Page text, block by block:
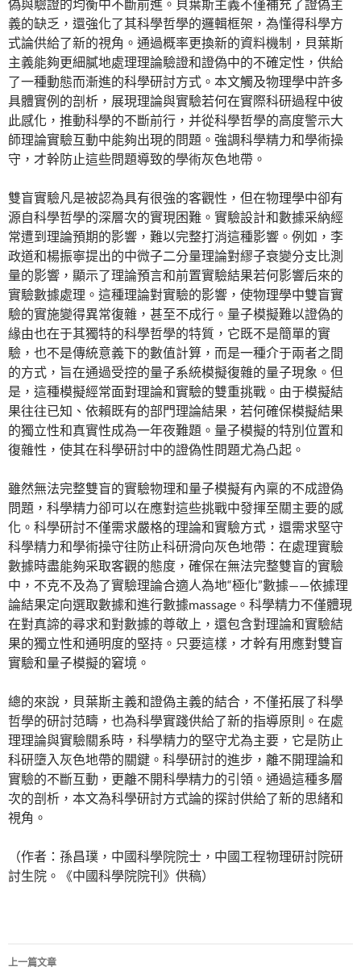
偽與驗證的均衡中不斷前進。貝葉斯主義不僅補充了證偽主
義的缺乏，還強化了其科學哲學的邏輯框架，為懂得科學方
式論供給了新的視角。通過概率更換新的資料機制，貝葉斯
主義能夠更細膩地處理理論驗證和證偽中的不確定性，供給
了一種動態而漸進的科學研討方式。本文觸及物理學中許多
具體實例的剖析，展現理論與實驗若何在實際科研過程中彼
此感化，推動科學的不斷前行，并從科學哲學的高度警示大
師理論實驗互動中能夠出現的問題。強調科學精力和學術操
守，才幹防止這些問題導致的學術灰色地帶。
雙盲實驗凡是被認為具有很強的客觀性，但在物理學中卻有
源自科學哲學的深層次的實現困難。實驗設計和數據采納經
常遭到理論預期的影響，難以完整打消這種影響。例如，李
政道和楊振寧提出的中微子二分量理論對繆子衰變分支比測
量的影響，顯示了理論預言和前置實驗結果若何影響后來的
實驗數據處理。這種理論對實驗的影響，使物理學中雙盲實
驗的實施變得異常復雜，甚至不成行。量子模擬難以證偽的
緣由也在于其獨特的科學哲學的特質，它既不是簡單的實
驗，也不是傳統意義下的數值計算，而是一種介于兩者之間
的方式，旨在通過受控的量子系統模擬復雜的量子現象。但
是，這種模擬經常面對理論和實驗的雙重挑戰。由于模擬結
果往往已知、依賴既有的部門理論結果，若何確保模擬結果
的獨立性和真實性成為一年夜難題。量子模擬的特別位置和
復雜性，使其在科學研討中的證偽性問題尤為凸起。
雖然無法完整雙盲的實驗物理和量子模擬有內稟的不成證偽
問題，科學精力卻可以在應對這些挑戰中發揮至關主要的感
化。科學研討不僅需求嚴格的理論和實驗方式，還需求堅守
科學精力和學術操守往防止科研滑向灰色地帶：在處理實驗
數據時盡能夠采取客觀的態度，確保在無法完整雙盲的實驗
中，不克不及為了實驗理論合適人為地“極化”數據——依據理
論結果定向選取數據和進行數據massage。科學精力不僅體現
在對真諦的尋求和對數據的尊敬上，還包含對理論和實驗結
果的獨立性和通明度的堅持。只要這樣，才幹有用應對雙盲
實驗和量子模擬的窘境。
總的來說，貝葉斯主義和證偽主義的結合，不僅拓展了科學
哲學的研討范疇，也為科學實踐供給了新的指導原則。在處
理理論與實驗關系時，科學精力的堅守尤為主要，它是防止
科研墮入灰色地帶的關鍵。科學研討的進步，離不開理論和
實驗的不斷互動，更離不開科學精力的引領。通過這種多層
次的剖析，本文為科學研討方式論的探討供給了新的思緒和
視角。
（作者：孫昌璞，中國科學院院士，中國工程物理研討院研
討生院。《中國科學院院刊》供稿）
文
上一篇文章